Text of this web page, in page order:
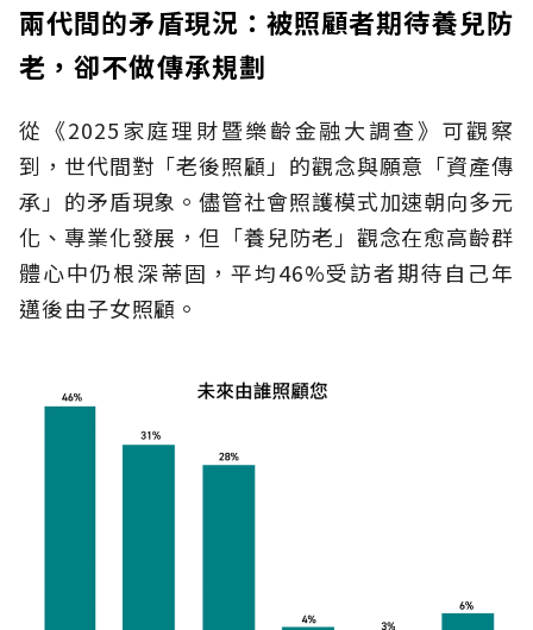
兩代間的矛盾現況：被照顧者期待養兒防
老，卻不做傳承規劃
從《2025家庭理財暨樂齡金融大調查》可觀察
到，世代間對「老後照顧」的觀念與願意「資產傳
承」的矛盾現象。儘管社會照護模式加速朝向多元
化、專業化發展，但「養兒防老」觀念在愈高齡群
體心中仍根深蒂固，平均46%受訪者期待自己年
邁後由子女照顧。